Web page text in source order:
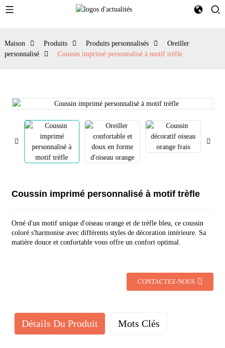
Maison Produits Produits personnalisés
Oreiller
personnalisé
Coussin imprimé personnalisé à motif trèfle
Coussin imprimé personnalisé à motif trèfle
Orné d'un motif unique d'oiseau orange et de trèfle bleu, ce coussin
coloré s'harmonise avec différents styles de décoration intérieure. Sa
matière douce et confortable vous offre un confort optimal.
CONTACTEZ-NOUS
Détails Du Produit Mots Clés